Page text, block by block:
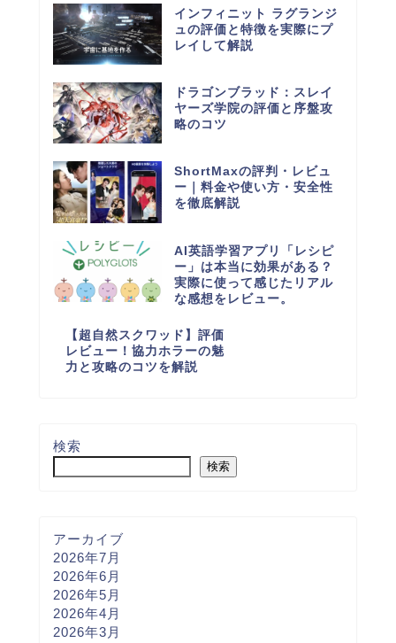
インフィニット ラグランジ
ュの評価と特徴を実際にプ
レイして解説
ドラゴンブラッド：スレイ
ヤーズ学院の評価と序盤攻
略のコツ
ShortMaxの評判・レビュ
ー｜料金や使い方・安全性
を徹底解説
AI英語学習アプリ「レシピ
ー」は本当に効果がある？
実際に使って感じたリアル
な感想をレビュー。
【超自然スクワッド】評価
レビュー！協力ホラーの魅
力と攻略のコツを解説
検索
検索
アーカイブ
2026年7月
2026年6月
2026年5月
2026年4月
2026年3月